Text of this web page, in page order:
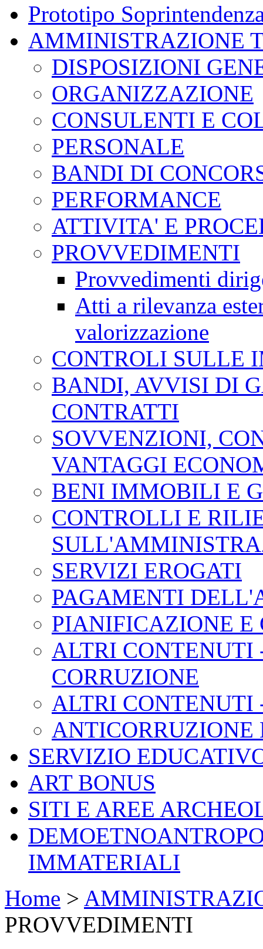
Prototipo
AMMINISTRAZIONE
DISPOSIZIONI
ORGANIZZAZIONE
CONSULENTI E
PERSONALE
BANDI DI
PERFORMANCE
ATTIVITA' E
PROVVEDIMENTI
Provvedimenti
Atti a rilevanza
valorizzazione
CONTROLI SULLE
BANDI, AVVISI DI
CONTRATTI
SOVVENZIONI,
VANTAGGI
BENI IMMOBILI E
CONTROLLI E
SERVIZI EROGATI
PAGAMENTI
PIANIFICAZIONE E
ALTRI CONTENUTI
CORRUZIONE
ALTRI CONTENUTI
ANTICORRUZIONE
SERVIZIO
ART BONUS
SITI E AREE
IMMATERIALI
Home >
PROVVEDIMENTI